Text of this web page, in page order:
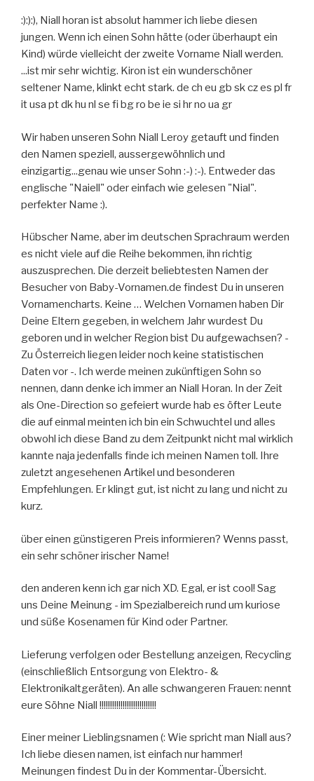
:):):), Niall horan ist absolut hammer ich liebe diesen
jungen. Wenn ich einen Sohn hätte (oder überhaupt ein
Kind) würde vielleicht der zweite Vorname Niall werden.
...ist mir sehr wichtig. Kiron ist ein wunderschöner
seltener Name, klinkt echt stark. de ch eu gb sk cz es pl fr
it usa pt dk hu nl se fi bg ro be ie si hr no ua gr
Wir haben unseren Sohn Niall Leroy getauft und finden
den Namen speziell, aussergewöhnlich und
einzigartig...genau wie unser Sohn :-) :-). Entweder das
englische "Naiell" oder einfach wie gelesen "Nial".
perfekter Name :).
Hübscher Name, aber im deutschen Sprachraum werden
es nicht viele auf die Reihe bekommen, ihn richtig
auszusprechen. Die derzeit beliebtesten Namen der
Besucher von Baby-Vornamen.de findest Du in unseren
Vornamencharts. Keine … Welchen Vornamen haben Dir
Deine Eltern gegeben, in welchem Jahr wurdest Du
geboren und in welcher Region bist Du aufgewachsen? -
Zu Österreich liegen leider noch keine statistischen
Daten vor -. Ich werde meinen zukünftigen Sohn so
nennen, dann denke ich immer an Niall Horan. In der Zeit
als One-Direction so gefeiert wurde hab es öfter Leute
die auf einmal meinten ich bin ein Schwuchtel und alles
obwohl ich diese Band zu dem Zeitpunkt nicht mal wirklich
kannte naja jedenfalls finde ich meinen Namen toll. Ihre
zuletzt angesehenen Artikel und besonderen
Empfehlungen. Er klingt gut, ist nicht zu lang und nicht zu
kurz.
über einen günstigeren Preis informieren? Wenns passt,
ein sehr schōner irischer Name!
den anderen kenn ich gar nich XD. Egal, er ist cool! Sag
uns Deine Meinung - im Spezialbereich rund um kuriose
und süße Kosenamen für Kind oder Partner.
Lieferung verfolgen oder Bestellung anzeigen, Recycling
(einschließlich Entsorgung von Elektro- &
Elektronikaltgeräten). An alle schwangeren Frauen: nennt
eure Söhne Niall !!!!!!!!!!!!!!!!!!!!!!!!!!!
Einer meiner Lieblingsnamen (: Wie spricht man Niall aus?
Ich liebe diesen namen, ist einfach nur hammer!
Meinungen findest Du in der Kommentar-Übersicht.